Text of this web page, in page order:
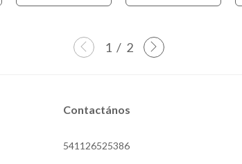
1 / 2
Contactános
541126525386